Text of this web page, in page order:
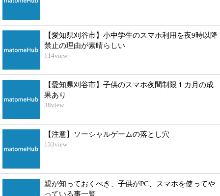
【愛知県刈谷市】小中学生のスマホ利用を夜9時以降
禁止の理由が素晴らしい
114view
【愛知県刈谷市】子供のスマホ夜間制限１カ月の成
果あり
38view
【注意】ソーシャルゲームの落とし穴
133view
親が知っておくべき、子供がPC、スマホを使ってや
っている事一覧